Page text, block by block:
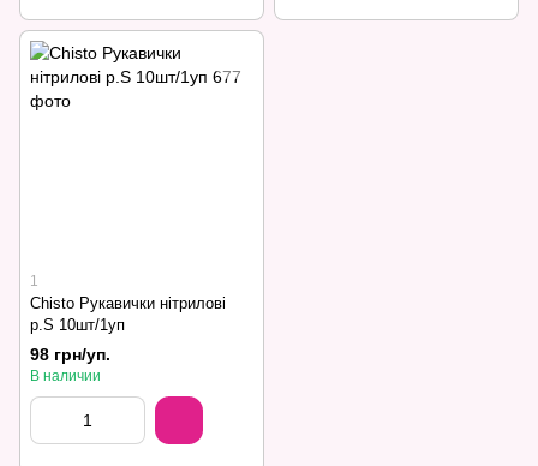
1
Chisto Рукавички нітрилові
р.S 10шт/1уп
98 грн/уп.
В наличии